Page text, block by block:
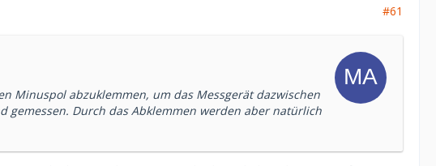
#61
Minuspol abzuklemmen, um das Messgerät dazwischen
gemessen. Durch das Abklemmen werden aber natürlich